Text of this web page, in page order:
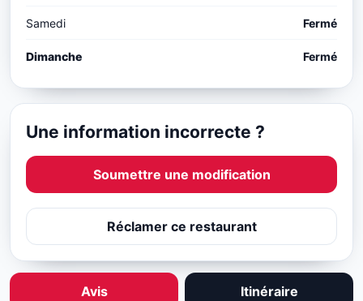
Samedi Fermé
Dimanche Fermé
Une information incorrecte ?
Soumettre une modification
Réclamer ce restaurant
Avis Itinéraire